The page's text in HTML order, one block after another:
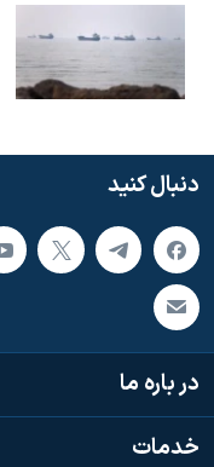
دنبال کنید
در باره ما
خدمات